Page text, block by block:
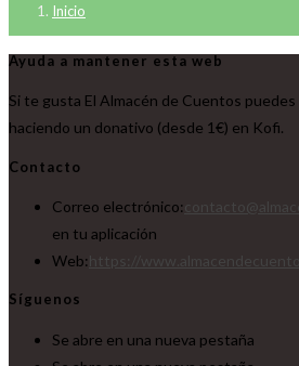
Inicio
Ayuda a mantener esta web
Si te gusta El Almacén de Cuentos
haciendo un donativo (desde 1€) en Kofi.
Contacto
Correo electrónico:
en tu aplicación
Web:
Síguenos
Se abre en una nueva pestaña